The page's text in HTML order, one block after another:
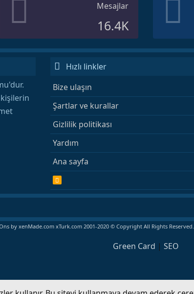
Mesajlar
16.4K
Hızlı linkler
Bize ulaşın
Şartlar ve kurallar
Gizlilik politikası
Yardım
Ana sayfa
R
S
S
by xenMade.com xTurk.com 2001-2020 © Copyright All Rights Reserved.
Green Card | SEO